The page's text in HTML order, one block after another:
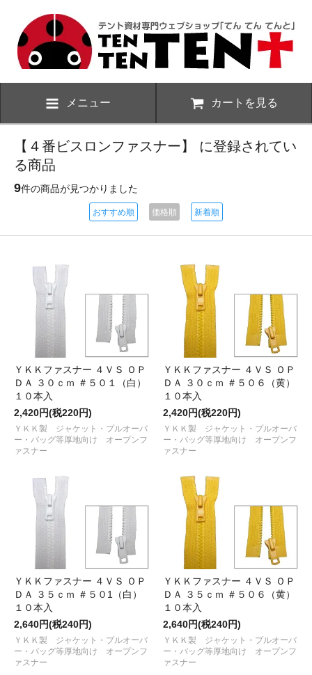
メニュー カートを見る
【４番ビスロンファスナー】 に登録されてい
る商品
9件の商品が見つかりました
おすすめ順 価格順 新着順
ＹＫＫファスナー ４ＶＳ ＯＰ
ＤＡ ３０ｃｍ ＃５０１（白）
１０本入
2,420円(税220円)
ＹＫＫ製 ジャケット・プルオーバ
ー・バッグ等厚地向け オープンフ
ァスナー
ＹＫＫファスナー ４ＶＳ ＯＰ
ＤＡ ３０ｃｍ ＃５０６（黄）
１０本入
2,420円(税220円)
ＹＫＫ製 ジャケット・プルオーバ
ー・バッグ等厚地向け オープンフ
ァスナー
ＹＫＫファスナー ４ＶＳ ＯＰ
ＤＡ ３５ｃｍ ＃５０1（白）
１０本入
2,640円(税240円)
ＹＫＫ製 ジャケット・プルオーバ
ー・バッグ等厚地向け オープンフ
ァスナー
ＹＫＫファスナー ４ＶＳ ＯＰ
ＤＡ ３５ｃｍ ＃５０６（黄）
１０本入
2,640円(税240円)
ＹＫＫ製 ジャケット・プルオーバ
ー・バッグ等厚地向け オープンフ
ァスナー